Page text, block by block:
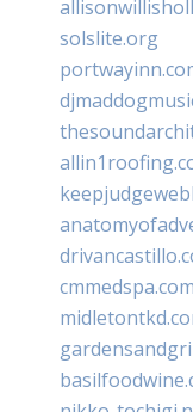
solslite.org
cmmedspa.com